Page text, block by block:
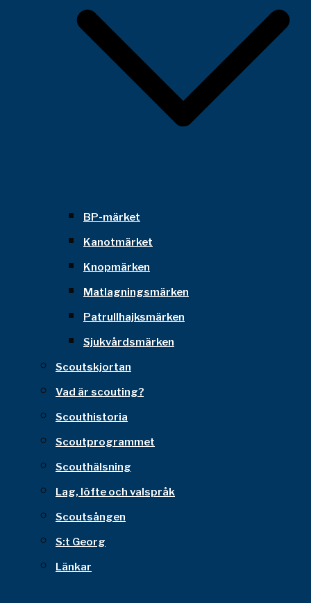
BP-märket
Kanotmärket
Knopmärken
Matlagningsmärken
Patrullhajksmärken
Sjukvårdsmärken
Scoutskjortan
Vad är scouting?
Scouthistoria
Scoutprogrammet
Scouthälsning
Lag, löfte och valspråk
Scoutsången
S:t Georg
Länkar